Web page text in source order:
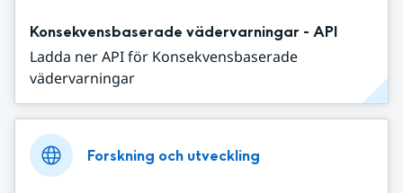
Konsekvensbaserade vädervarningar - API
Ladda ner API för Konsekvensbaserade
vädervarningar
Forskning och utveckling